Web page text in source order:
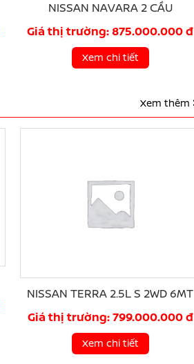
NISSAN NAVARA 2 CẦU
Giá thị trường: 875.000.000 đ
Xem chi tiết
Xem thêm
NISSAN TERRA 2.5L S 2WD 6MT
Giá thị trường: 799.000.000 đ
Xem chi tiết